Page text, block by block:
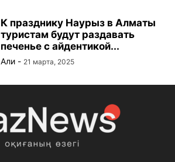
К празднику Наурыз в Алматы
туристам будут раздавать
печенье с айдентикой...
Али - 21 марта, 2025